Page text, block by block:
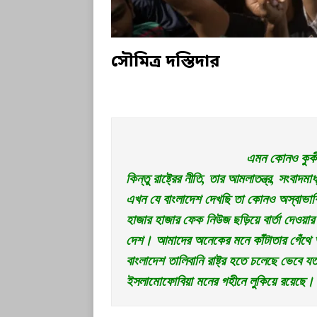
সৌমিত্র দস্তিদার
এমন কোনও
কিন্তু রাষ্ট্রের নীতি, তার আমলাতন্ত্র,
এখন যে বাংলাদেশ দেখছি তা কোনও
হাজার হাজার ফেক নিউজ ছড়িয়ে বার্তা
দেশ। আমাদের অনেকের মনে কাঁটাতার গেঁথে
বাংলাদেশ তালিবানি রাষ্ট্র হতে চলেছে
ইসলামোফোবিয়া মনের গহীনে লুকিয়ে